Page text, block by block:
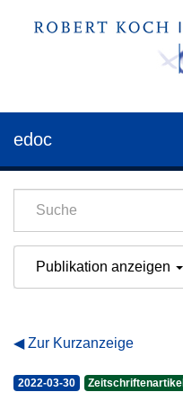
edoc
Publikation anzeigen
Zur Kurzanzeige
2022-03-30 Zeitschriftenartikel